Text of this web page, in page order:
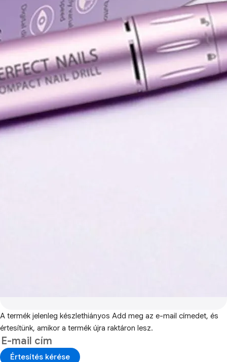
A termék jelenleg készlethiányos Add meg az e-mail címedet, és
értesítünk, amikor a termék újra raktáron lesz.
Értesítés kérése